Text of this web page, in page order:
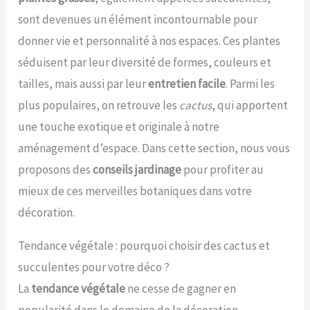
sont devenues un élément incontournable pour
donner vie et personnalité à nos espaces. Ces plantes
séduisent par leur diversité de formes, couleurs et
tailles, mais aussi par leurentretien facile. Parmi les
plus populaires, on retrouve les cactus, qui apportent
une touche exotique et originale à notre
aménagement d’espace. Dans cette section, nous vous
proposons desconseils jardinagepour profiter au
mieux de ces merveilles botaniques dans votre
décoration.
Tendance végétale : pourquoi choisir des cactus et
succulentes pour votre déco ?
La tendance végétalene cesse de gagner en